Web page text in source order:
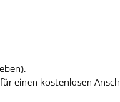
einen kostenlosen